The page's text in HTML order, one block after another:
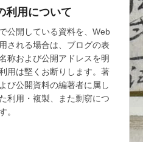
利用について
公開している資料を、Web
される場合は、ブログの表
称および公開アドレスを明
用は堅くお断りします。著
び公開資料の編著者に属し
利用・複製、また剽窃につ
。